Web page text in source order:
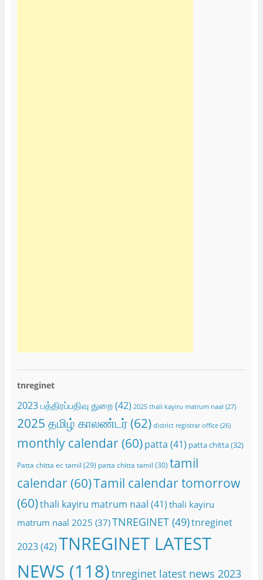
tnreginet
2023 பத்திரப்பதிவு துறை(42) 2025 thali kayiru matrum naal (27)
2025 தமிழ் காலண்டர்(62) district registrar office(26)
monthly calendar(60) patta (41) patta chitta(32)
Patta chitta ec tamil (29) patta chitta tamil (30) tamil
calendar(60)Tamil calendar tomorrow
(60)thali kayiru matrum naal (41) thali kayiru
matrum naal 2025 (37)TNREGINET(49)tnreginet
2023(42)TNREGINET LATEST
NEWS (118)tnreginet latest news 2023